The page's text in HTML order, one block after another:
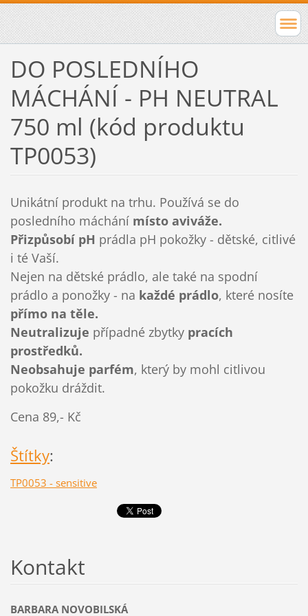
DO POSLEDNÍHO
MÁCHÁNÍ - PH NEUTRAL
750 ml (kód produktu
TP0053)
Unikátní produkt na trhu. Používá se do
posledního máchání místo aviváže.
Přizpůsobí pH prádla pH pokožky - dětské, citlivé
i té Vaší.
Nejen na dětské prádlo, ale také na spodní
prádlo a ponožky - na každé prádlo, které nosíte
přímo na těle.
Neutralizuje případné zbytky pracích
prostředků.
Neobsahuje parfém, který by mohl citlivou
pokožku dráždit.
Cena 89,- Kč
Štítky:
TP0053 - sensitive
Kontakt
BARBARA NOVOBILSKÁ